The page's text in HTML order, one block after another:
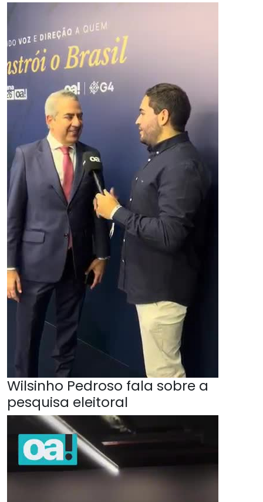
Wilsinho Pedroso fala sobre a
pesquisa eleitoral